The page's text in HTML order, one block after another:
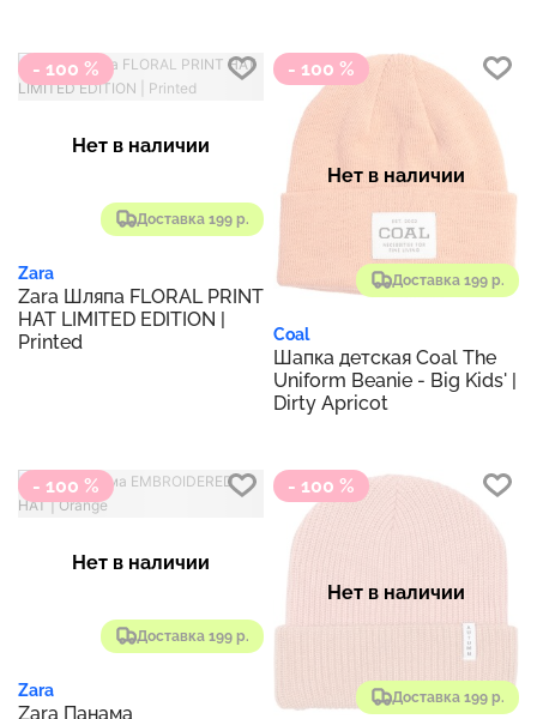
- 100 %
Доставка 199 р.
Нет в наличии
Zara
Zara Шляпа FLORAL PRINT
HAT LIMITED EDITION |
Printed
- 100 %
Доставка 199 р.
Нет в наличии
Coal
Шапка детская Coal The
Uniform Beanie - Big Kids' |
Dirty Apricot
- 100 %
Доставка 199 р.
Нет в наличии
Zara
Zara Панама
- 100 %
Доставка 199 р.
Нет в наличии